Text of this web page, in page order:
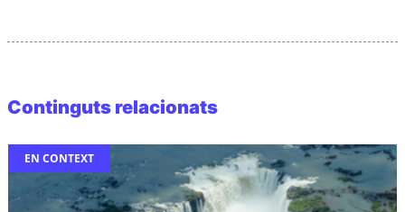
Continguts relacionats
EN CONTEXT